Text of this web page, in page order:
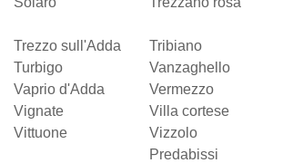
Trezzo sull'Adda
Tribiano
Turbigo
Vanzaghello
Vaprio d'Adda
Vermezzo
Vignate
Villa cortese
Vittuone
Vizzolo
Predabissi